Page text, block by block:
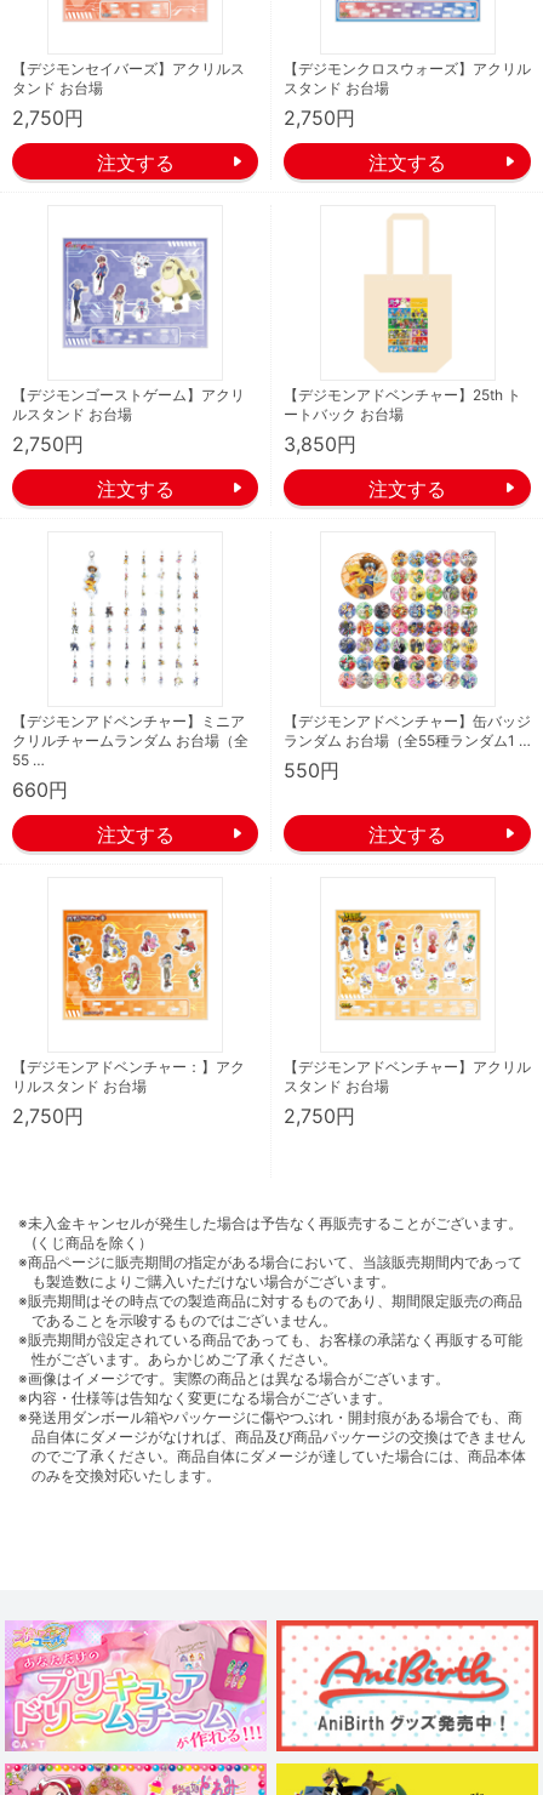
【デジモンセイバーズ】アクリルス
タンド お台場
2,750円
【デジモンクロスウォーズ】アクリル
スタンド お台場
2,750円
【デジモンゴーストゲーム】アクリ
ルスタンド お台場
2,750円
【デジモンアドベンチャー】25th ト
ートバック お台場
3,850円
【デジモンアドベンチャー】ミニア
クリルチャームランダム お台場（全
55 …
660円
【デジモンアドベンチャー】缶バッジ
ランダム お台場（全55種ランダム1 …
550円
【デジモンアドベンチャー：】アク
リルスタンド お台場
2,750円
【デジモンアドベンチャー】アクリル
スタンド お台場
2,750円
※未入金キャンセルが発生した場合は予告なく再販売することがございます。
(くじ商品を除く）
※商品ページに販売期間の指定がある場合において、当該販売期間内であって
も製造数によりご購入いただけない場合がございます。
※販売期間はその時点での製造商品に対するものであり、期間限定販売の商品
であることを示唆するものではございません。
※販売期間が設定されている商品であっても、お客様の承諾なく再販する可能
性がございます。あらかじめご了承ください。
※画像はイメージです。実際の商品とは異なる場合がございます。
※内容・仕様等は告知なく変更になる場合がございます。
※発送用ダンボール箱やパッケージに傷やつぶれ・開封痕がある場合でも、商
品自体にダメージがなければ、商品及び商品パッケージの交換はできません
のでご了承ください。商品自体にダメージが達していた場合には、商品本体
のみを交換対応いたします。